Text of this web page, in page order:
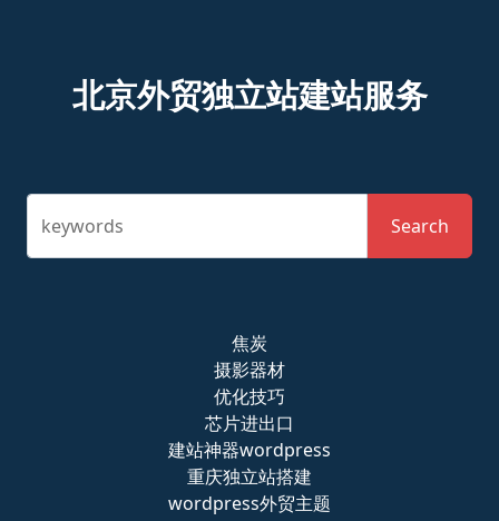
北京外贸独立站建站服务
keywords Search
焦炭
摄影器材
优化技巧
芯片进出口
建站神器wordpress
重庆独立站搭建
wordpress外贸主题